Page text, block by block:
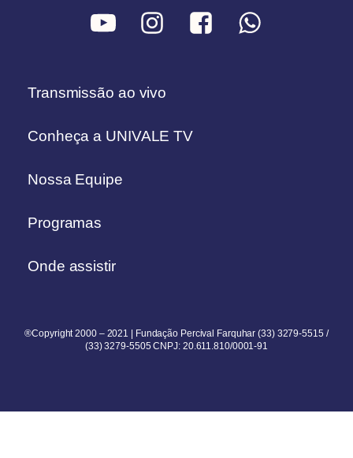
Transmissão ao vivo
Conheça a UNIVALE TV
Nossa Equipe
Programas
Onde assistir
®Copyright 2000 – 2021 | Fundação Percival Farquhar (33) 3279-5515 /
(33) 3279-5505 CNPJ: 20.611.810/0001-91